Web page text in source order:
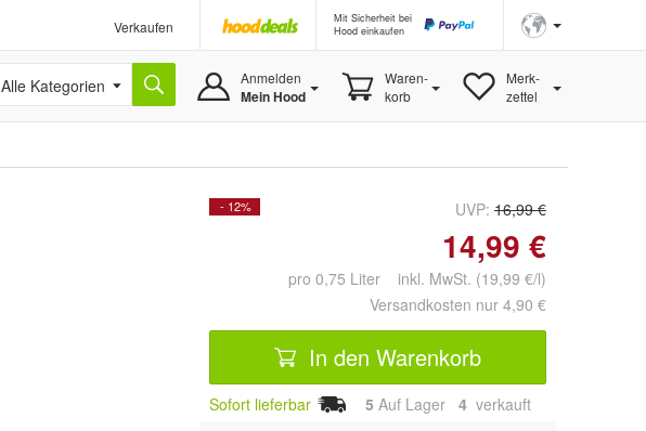
Verkaufen
Mit Sicherheit bei
Hood einkaufen
Alle Kategorien Anmelden
Mein Hood
Waren-
korb
Merk-
zettel
- 12% UVP: 16,99 €
14,99 €
pro 0,75 Liter inkl. MwSt. (19,99 €/l)
Versandkosten nur 4,90 €
In den Warenkorb
Sofort lieferbar 5 Auf Lager 4 verkauft